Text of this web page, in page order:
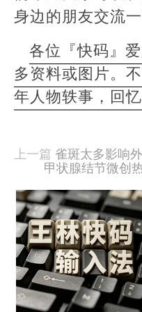
身边的朋友交流
各位『快码』
多资料或图片。
年人物轶事，回
上一篇 雀斑太多影响
甲状腺结节微创
相
关
文
章
樱